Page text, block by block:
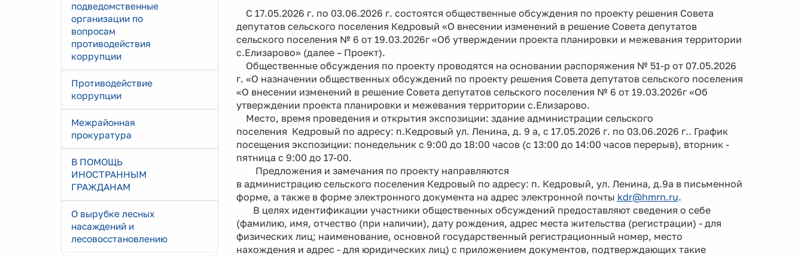
подведомственные
организации по
вопросам
противодействия
коррупции
Противодействие
коррупции
Межрайонная
прокуратура
В ПОМОЩЬ
ИНОСТРАННЫМ
ГРАЖДАНАМ
О вырубке лесных
насаждений и
лесовосстановлению
С 17.05.2026 г. по 03.06.2026 г. состоятся общественные обсуждения по проекту решения Совета
депутатов сельского поселения Кедровый «О внесении изменений в решение Совета депутатов
сельского поселения № 6 от 19.03.2026г «Об утверждении проекта планировки и межевания территории
с.Елизарово» (далее – Проект).
Общественные обсуждения по проекту проводятся на основании распоряжения № 51-р от 07.05.2026
г. «О назначении общественных обсуждений по проекту решения Совета депутатов сельского поселения
«О внесении изменений в решение Совета депутатов сельского поселения № 6 от 19.03.2026г «Об
утверждении проекта планировки и межевания территории с.Елизарово.
Место, время проведения и открытия экспозиции: здание администрации сельского
поселения Кедровый по адресу: п.Кедровый ул. Ленина, д. 9 а, с 17.05.2026 г. по 03.06.2026 г.. График
посещения экспозиции: понедельник с 9:00 до 18:00 часов (с 13:00 до 14:00 часов перерыв), вторник -
пятница с 9:00 до 17-00.
Предложения и замечания по проекту направляются
в администрацию сельского поселения Кедровый по адресу: п. Кедровый, ул. Ленина, д.9а в письменной
форме, а также в форме электронного документа на адрес электронной почты kdr@hmrn.ru.
В целях идентификации участники общественных обсуждений предоставляют сведения о себе
(фамилию, имя, отчество (при наличии), дату рождения, адрес места жительства (регистрации) - для
физических лиц; наименование, основной государственный регистрационный номер, место
нахождения и адрес - для юридических лиц) с приложением документов, подтверждающих такие